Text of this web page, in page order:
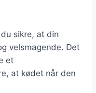
sikre, at din
velsmagende. Det
et
at kødet når den